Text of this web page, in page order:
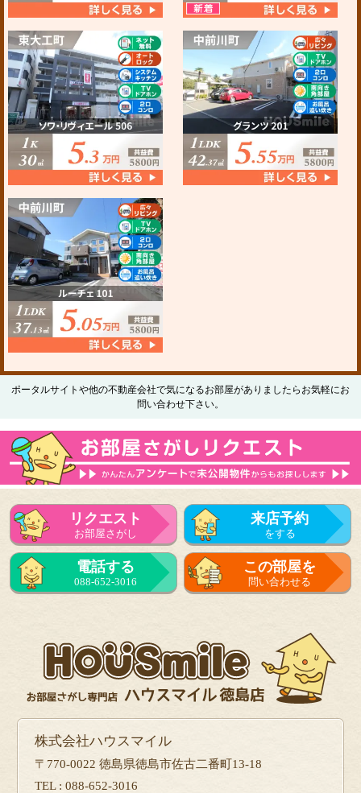
ポータルサイトや他の不動産会社で気になるお部屋がありましたらお気軽にお
問い合わせ下さい。
リクエスト
お部屋さがし
来店予約
をする
電話する
088-652-3016
この部屋を
問い合わせる
株式会社ハウスマイル
〒770-0022 徳島県徳島市佐古二番町13-18
TEL : 088-652-3016